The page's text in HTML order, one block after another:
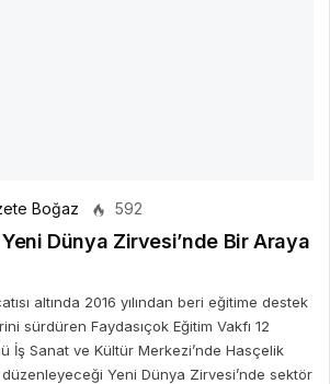
Boğaz 592
Dünya Zirvesi’nde Bir Araya
altında 2016 yılından beri eğitime destek
sürdüren Faydasıçok Eğitim Vakfı 12
İş Sanat ve Kültür Merkezi’nde Hasçelik
Yeni Dünya Zirvesi’nde sektör